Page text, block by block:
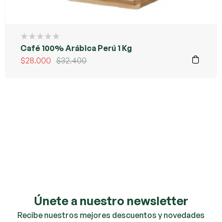
Café 100% Arábica Perú 1 Kg
$32.400
$28.000
Únete a nuestro newsletter
Recibe nuestros mejores descuentos y novedades